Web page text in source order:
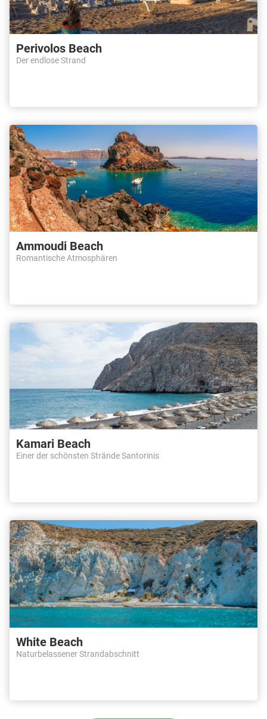
Perivolos Beach
Der endlose Strand
Ammoudi Beach
Romantische Atmosphären
Kamari Beach
Einer der schönsten Strände Santorinis
White Beach
Naturbelassener Strandabschnitt